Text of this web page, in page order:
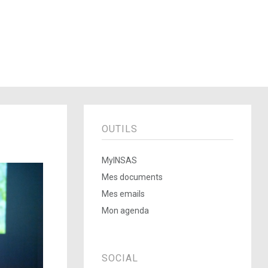
OUTILS
MyINSAS
Mes documents
Mes emails
Mon agenda
SOCIAL